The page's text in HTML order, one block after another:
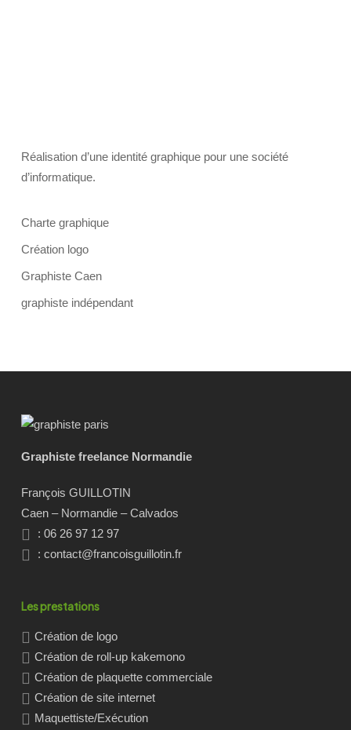
Réalisation d’une identité graphique pour une société
d’informatique.
Charte graphique
Création logo
Graphiste Caen
graphiste indépendant
Graphiste freelance Normandie
François GUILLOTIN
Caen – Normandie – Calvados
: 06 26 97 12 97
:contact@francoisguillotin.fr
Les prestations
Création de logo
Création de roll-up kakemono
Création de plaquette commerciale
Création de site internet
Maquettiste/Exécution